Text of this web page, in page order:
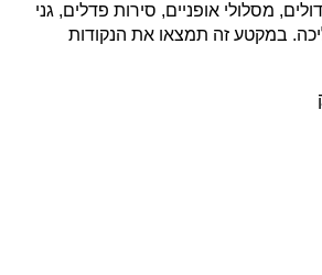
מסלולי אופניים, סירות פדלים, גני
במקטע זה תמצאו את הנקודות